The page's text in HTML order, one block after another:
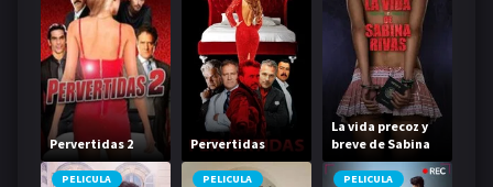
Pervertidas 2 Pervertidas
La vida precoz y
breve de Sabina
Rivas
PELICULA PELICULA PELICULA